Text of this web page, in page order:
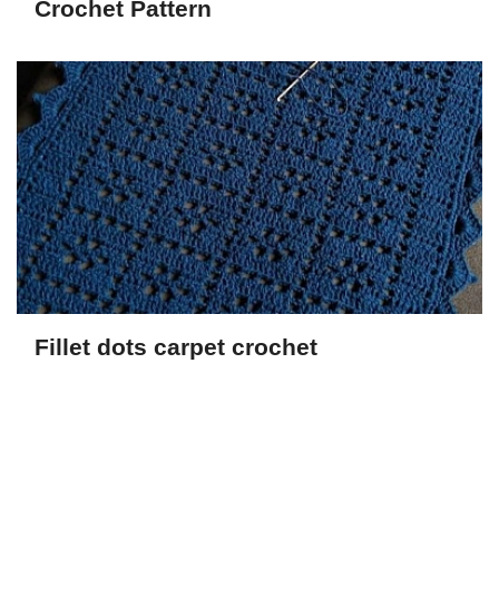
Crochet Pattern
Fillet dots carpet crochet